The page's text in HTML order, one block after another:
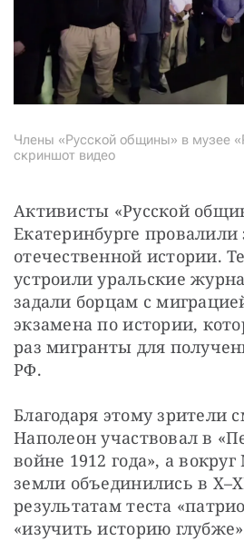
Члены «Русской общины» в музее
скриншот видео
Активисты «Русской
Екатеринбурге провалили
отечественной истории.
устроили уральские
задали борцам с
экзамена по истории,
раз мигранты для
РФ.
Благодаря этому зрители
Наполеон участвовал в
войне 1912 года», а
земли объединились в
результатам теста
«изучить историю